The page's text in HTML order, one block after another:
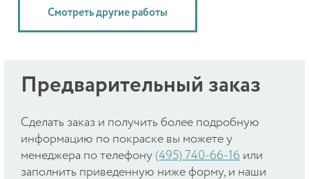
Смотреть другие работы
Предварительный заказ
Cделать заказ и получить более подробную
информацию по покраске вы можете у
менеджера по телефону (495) 740-66-16 или
заполнить приведенную ниже форму, и наши